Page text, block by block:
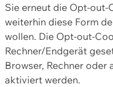
Sie erneut die Opt-out-
weiterhin diese Form
wollen. Die Opt-out-
Rechner/Endgerät
Browser, Rechner
aktiviert werden.